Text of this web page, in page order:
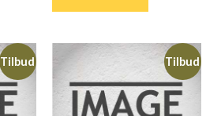
Tilbud Tilbud